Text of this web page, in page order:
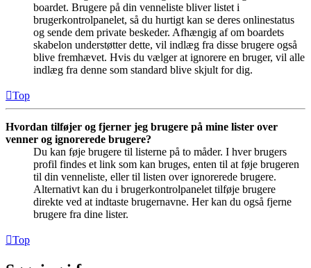
boardet. Brugere på din venneliste bliver listet i
brugerkontrolpanelet, så du hurtigt kan se deres onlinestatus
og sende dem private beskeder. Afhængig af om boardets
skabelon understøtter dette, vil indlæg fra disse brugere også
blive fremhævet. Hvis du vælger at ignorere en bruger, vil alle
indlæg fra denne som standard blive skjult for dig.
Top
Hvordan tilføjer og fjerner jeg brugere på mine lister over
venner og ignorerede brugere?
Du kan føje brugere til listerne på to måder. I hver brugers
profil findes et link som kan bruges, enten til at føje brugeren
til din venneliste, eller til listen over ignorerede brugere.
Alternativt kan du i brugerkontrolpanelet tilføje brugere
direkte ved at indtaste brugernavne. Her kan du også fjerne
brugere fra dine lister.
Top